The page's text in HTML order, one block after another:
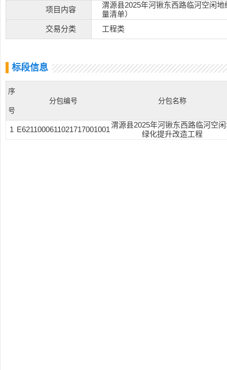
项目内容
渭源县2025年河锹东西路临河空闲
量清单）
交易分类
工程类
标段信息
序
号
分包编号 分包名称
1 E6211000611021717001001
渭源县2025年河锹东西路临河空
绿化提升改造工程